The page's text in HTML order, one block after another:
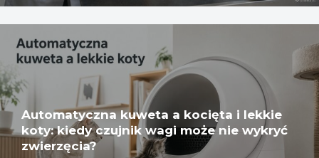
Automatyczna kuweta a kocięta i lekkie
koty: kiedy czujnik wagi może nie wykryć
zwierzęcia?